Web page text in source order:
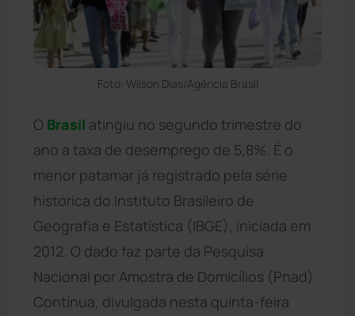
Foto: Wilson Dias/Agência Brasil
O Brasil atingiu no segundo trimestre do
ano a taxa de desemprego de 5,8%. É o
menor patamar já registrado pela série
histórica do Instituto Brasileiro de
Geografia e Estatística (IBGE), iniciada em
2012. O dado faz parte da Pesquisa
Nacional por Amostra de Domicílios (Pnad)
Contínua, divulgada nesta quinta-feira